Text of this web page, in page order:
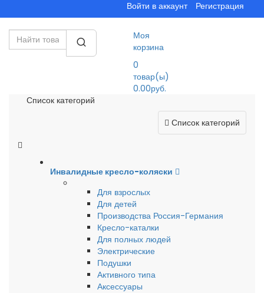
Войти в аккаунт Регистрация
Моя
корзина
0
товар(ы)
0.00руб.
Список категорий
Список категорий
Инвалидные кресло-коляски
Для взрослых
Для детей
Производства Россия-Германия
Кресло-каталки
Для полных людей
Электрические
Подушки
Активного типа
Аксессуары